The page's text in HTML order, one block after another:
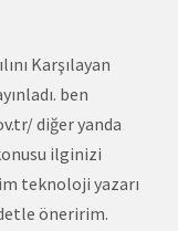
Karşılayan
ben
diğer yanda
ilginizi
teknoloji yazarı
öneririm.